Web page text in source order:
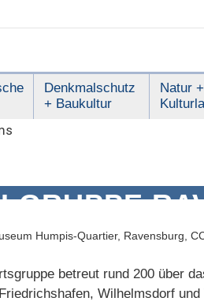
Denkmalschutz
+ Baukultur
Natur +
Humpis-Quartier, Ravensburg,
betreut rund 200 über
Wilhelmsdorf